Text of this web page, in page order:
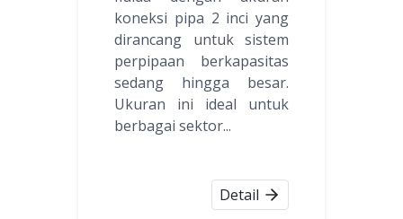
koneksi pipa 2 inci yang
dirancang untuk sistem
perpipaan berkapasitas
sedang hingga besar.
Ukuran ini ideal untuk
berbagai sektor...
Detail